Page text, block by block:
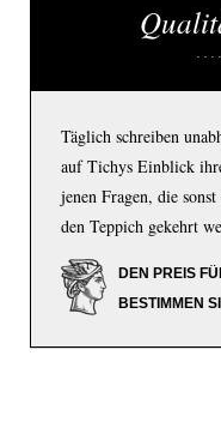
Täglich schreiben
auf Tichys Einblick
jenen Fragen, die
den Teppich gekehrt
DEN PREIS
BESTIMMEN